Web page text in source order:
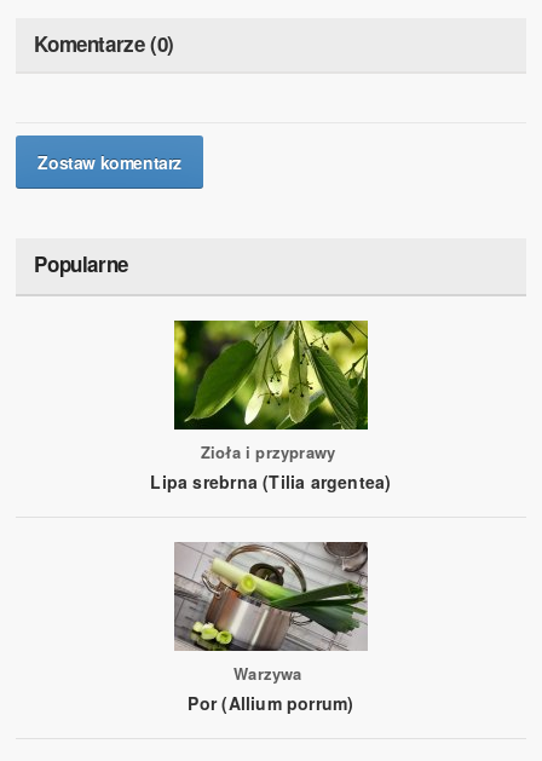
Komentarze (0)
Zostaw komentarz
Popularne
Zioła i przyprawy
Lipa srebrna (Tilia argentea)
Warzywa
Por (Allium porrum)